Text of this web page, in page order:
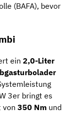
(BAFA), bevor
ein 2,0-Liter
3er bringt es
von 350 Nm und